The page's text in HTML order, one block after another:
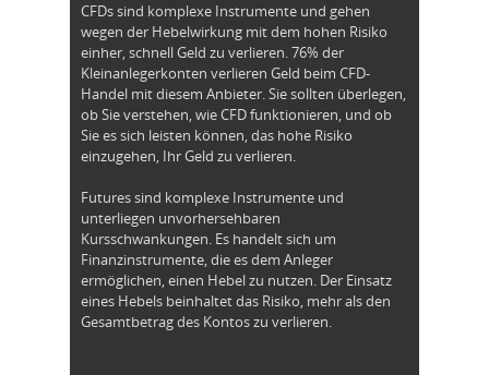
CFDs sind komplexe Instrumente und gehen
wegen der Hebelwirkung mit dem hohen Risiko
einher, schnell Geld zu verlieren. 76% der
Kleinanlegerkonten verlieren Geld beim CFD-
Handel mit diesem Anbieter. Sie sollten überlegen,
ob Sie verstehen, wie CFD funktionieren, und ob
Sie es sich leisten können, das hohe Risiko
einzugehen, Ihr Geld zu verlieren.
Futures sind komplexe Instrumente und
unterliegen unvorhersehbaren
Kursschwankungen. Es handelt sich um
Finanzinstrumente, die es dem Anleger
ermöglichen, einen Hebel zu nutzen. Der Einsatz
eines Hebels beinhaltet das Risiko, mehr als den
Gesamtbetrag des Kontos zu verlieren.